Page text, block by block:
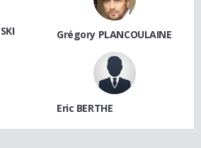
Grégory PLANCOULAINE
Eric BERTHE